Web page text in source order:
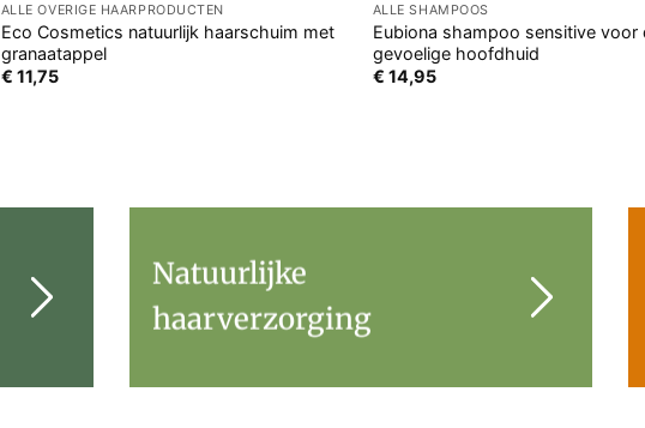
ALLE OVERIGE HAARPRODUCTEN
Eco Cosmetics natuurlijk haarschuim met
granaatappel
€ 11,75
ALLE SHAMPOOS
Eubiona shampoo sensitive voor
gevoelige hoofdhuid
€ 14,95
Natuurlijke
haarverzorging